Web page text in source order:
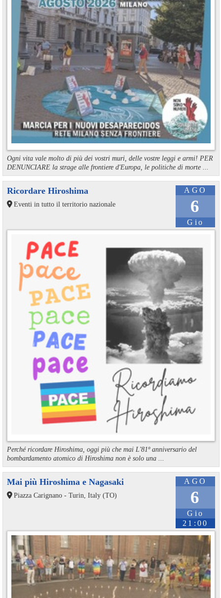
Ogni vita vale molto di più dei vostri muri, delle vostre leggi e armi! PER
DENUNCIARE la strage alle frontiere d'Europa, le politiche di morte ...
AGO
6
Gio
Ricordare Hiroshima
Eventi in tutto il territorio nazionale
Perché ricordare Hiroshima, oggi più che mai L'81º anniversario del
bombardamento atomico di Hiroshima non è solo una ...
AGO
6
Gio
21:00
Mai più Hiroshima e Nagasaki
Piazza Carignano - Turin, Italy (TO)